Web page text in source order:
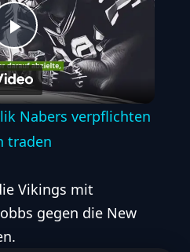
Play
Video
Nabers verpflichten
traden
Vikings mit
gegen die New